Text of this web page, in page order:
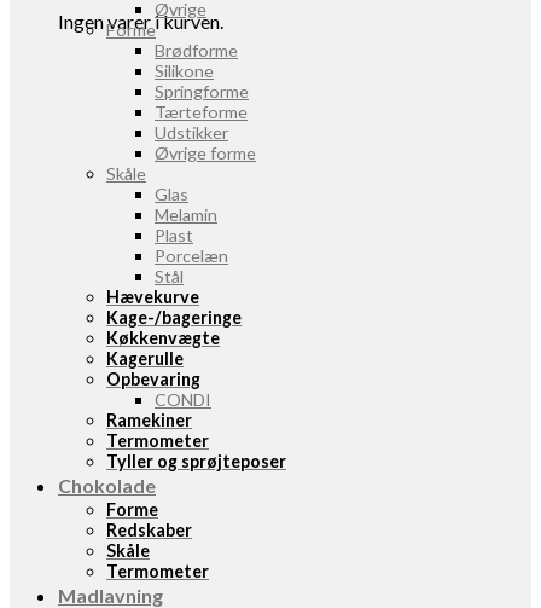
Ingen varer i kurven.
Øvrige
Forme
Brødforme
Silikone
Springforme
Tærteforme
Udstikker
Øvrige forme
Skåle
Glas
Melamin
Plast
Porcelæn
Stål
Hævekurve
Kage-/bageringe
Køkkenvægte
Kagerulle
Opbevaring
CONDI
Ramekiner
Termometer
Tyller og sprøjteposer
Chokolade
Forme
Redskaber
Skåle
Termometer
Madlavning